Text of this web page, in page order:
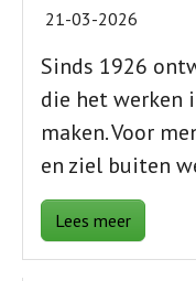
21-03-2026
Sinds 1926
die het werken
maken. Voor
en ziel buiten
Lees meer